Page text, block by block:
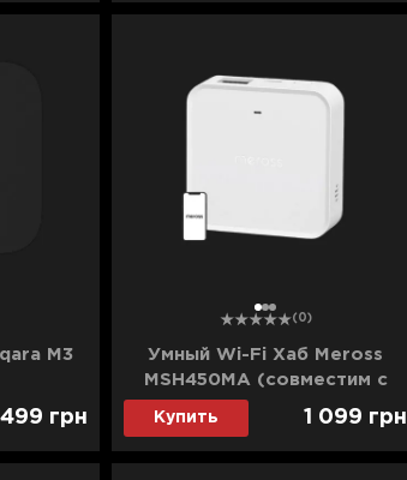
M3
грн
12 3 (0)
Умный Wi-Fi Хаб Meross
MSH450MA (совместим с
Matter) (EU)
Купить 1 099 грн